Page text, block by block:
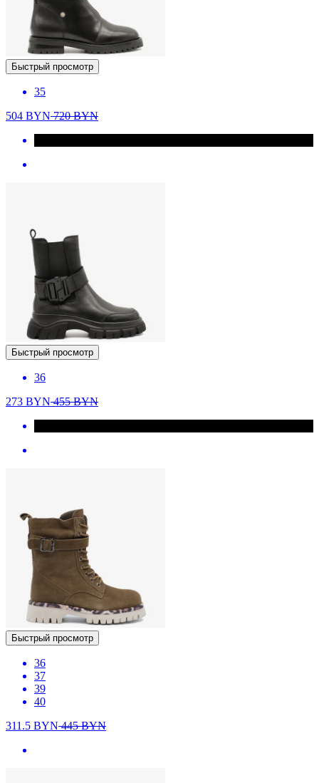
Быстрый просмотр
35
504 BYN720BYN
Быстрый просмотр
36
273 BYN455BYN
Быстрый просмотр
36
37
39
40
311.5 BYN445BYN